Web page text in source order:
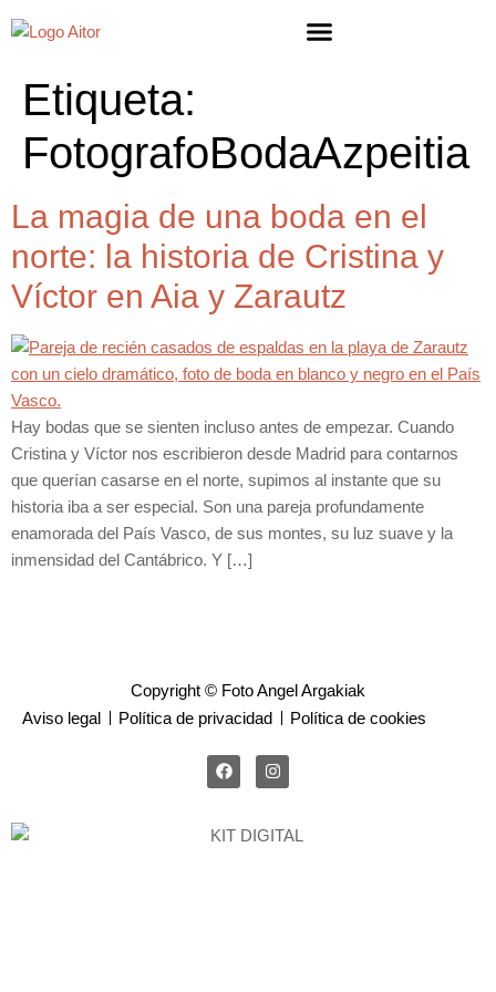
Etiqueta:
FotografoBodaAzpeitia
La magia de una boda en el
norte: la historia de Cristina y
Víctor en Aia y Zarautz
Hay bodas que se sienten incluso antes de empezar. Cuando
Cristina y Víctor nos escribieron desde Madrid para contarnos
que querían casarse en el norte, supimos al instante que su
historia iba a ser especial. Son una pareja profundamente
enamorada del País Vasco, de sus montes, su luz suave y la
inmensidad del Cantábrico. Y […]
Copyright © Foto Angel Argakiak
Aviso legal
Política de privacidad Política de cookies